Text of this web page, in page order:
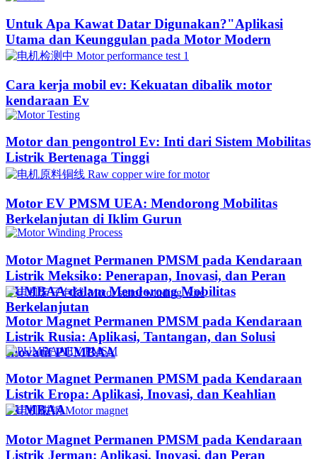
Untuk Apa Kawat Datar Digunakan?"Aplikasi
Utama dan Keunggulan pada Motor Modern
Cara kerja mobil ev: Kekuatan dibalik motor
kendaraan Ev
Motor dan pengontrol Ev: Inti dari Sistem Mobilitas
Listrik Bertenaga Tinggi
Motor EV PMSM UEA: Mendorong Mobilitas
Berkelanjutan di Iklim Gurun​
Motor Magnet Permanen PMSM pada Kendaraan
Listrik Meksiko: Penerapan, Inovasi, dan Peran
PUMBAA dalam Mendorong Mobilitas
Berkelanjutan
Motor Magnet Permanen PMSM pada Kendaraan
Listrik Rusia: Aplikasi, Tantangan, dan Solusi
Inovatif PUMBAA
Motor Magnet Permanen PMSM pada Kendaraan
Listrik Eropa: Aplikasi, Inovasi, dan Keahlian
PUMBAA
Motor Magnet Permanen PMSM pada Kendaraan
Listrik Jerman: Aplikasi, Inovasi, dan Peran